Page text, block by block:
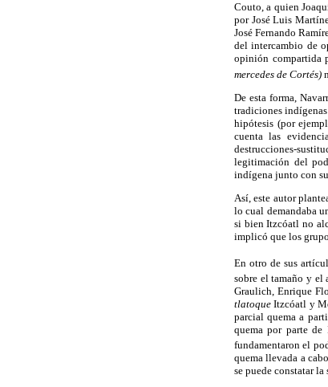
Couto, a quien
por José Luis
José Fernando
del intercambio de
opinión compartida
mercedes de Cortés)
De esta forma,
tradiciones
hipótesis (por
cuenta las
destrucciones-
legitimación del
indígena junto con
Así, este autor
lo cual demandaba
si bien Itzcóatl no
implicó que los
En otro de sus
sobre el tamaño y el
Graulich, Enrique
tlatoque Itzcóatl y
parcial quema a
quema por parte
fundamentaron el
quema llevada a
se puede constatar